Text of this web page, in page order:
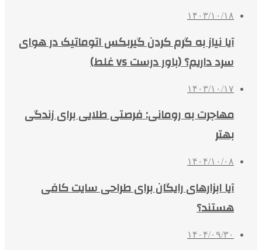
۱۴۰۳/۱۰/۱۸
آیا نیاز به گرم کردن گیربکس اتوماتیک در هوای
سرد داریم؟ (باور درست vs غلط)
۱۴۰۳/۱۰/۱۷
مهاجرت به رومانی: فرصتی طلایی برای زندگی
بهتر
۱۴۰۴/۱۰/۰۸
آیا ابزارهای رایگان برای طراحی سایت کافی
هستند؟
۱۴۰۴/۰۹/۳۰